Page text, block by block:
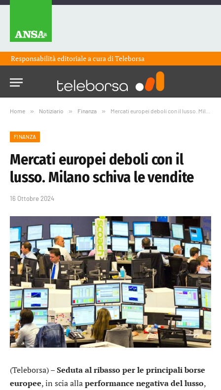
Responsabilità editoriale a cura diTeleborsa
Home » Notiziario » Finanza » Mercati europei deboli con il lusso. Milano schiva le vendite
FINANZA
Mercati europei deboli con il
lusso. Milano schiva le vendite
16 Ottobre 2024
(Teleborsa) –Seduta al ribasso per le principali borse
europee, in scia allaperformance negativa del lusso,